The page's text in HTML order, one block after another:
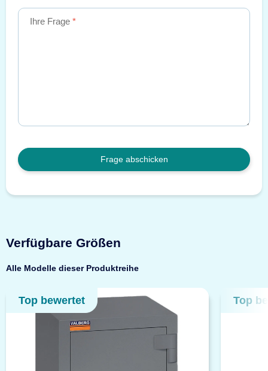
Ihre Frage
Frage abschicken
Verfügbare Größen
Alle Modelle dieser Produktreihe
Top bewertet Top